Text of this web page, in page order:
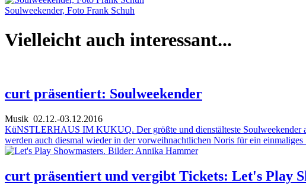
Soulweekender, Foto Frank Schuh
Vielleicht auch interessant...
curt präsentiert: Soulweekender
Musik 02.12.-03.12.2016
KüNSTLERHAUS IM KUKUQ. Der größte und dienstälteste Soulweekender
werden auch diesmal wieder in der vorweihnachtlichen Noris für ein einmaliges
curt präsentiert und vergibt Tickets: Let's Play